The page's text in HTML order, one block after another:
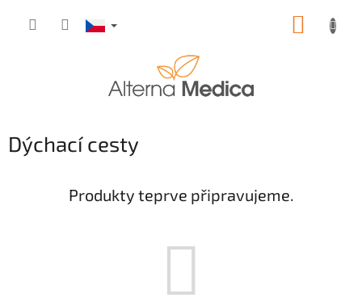
Dýchací cesty
Produkty teprve připravujeme.